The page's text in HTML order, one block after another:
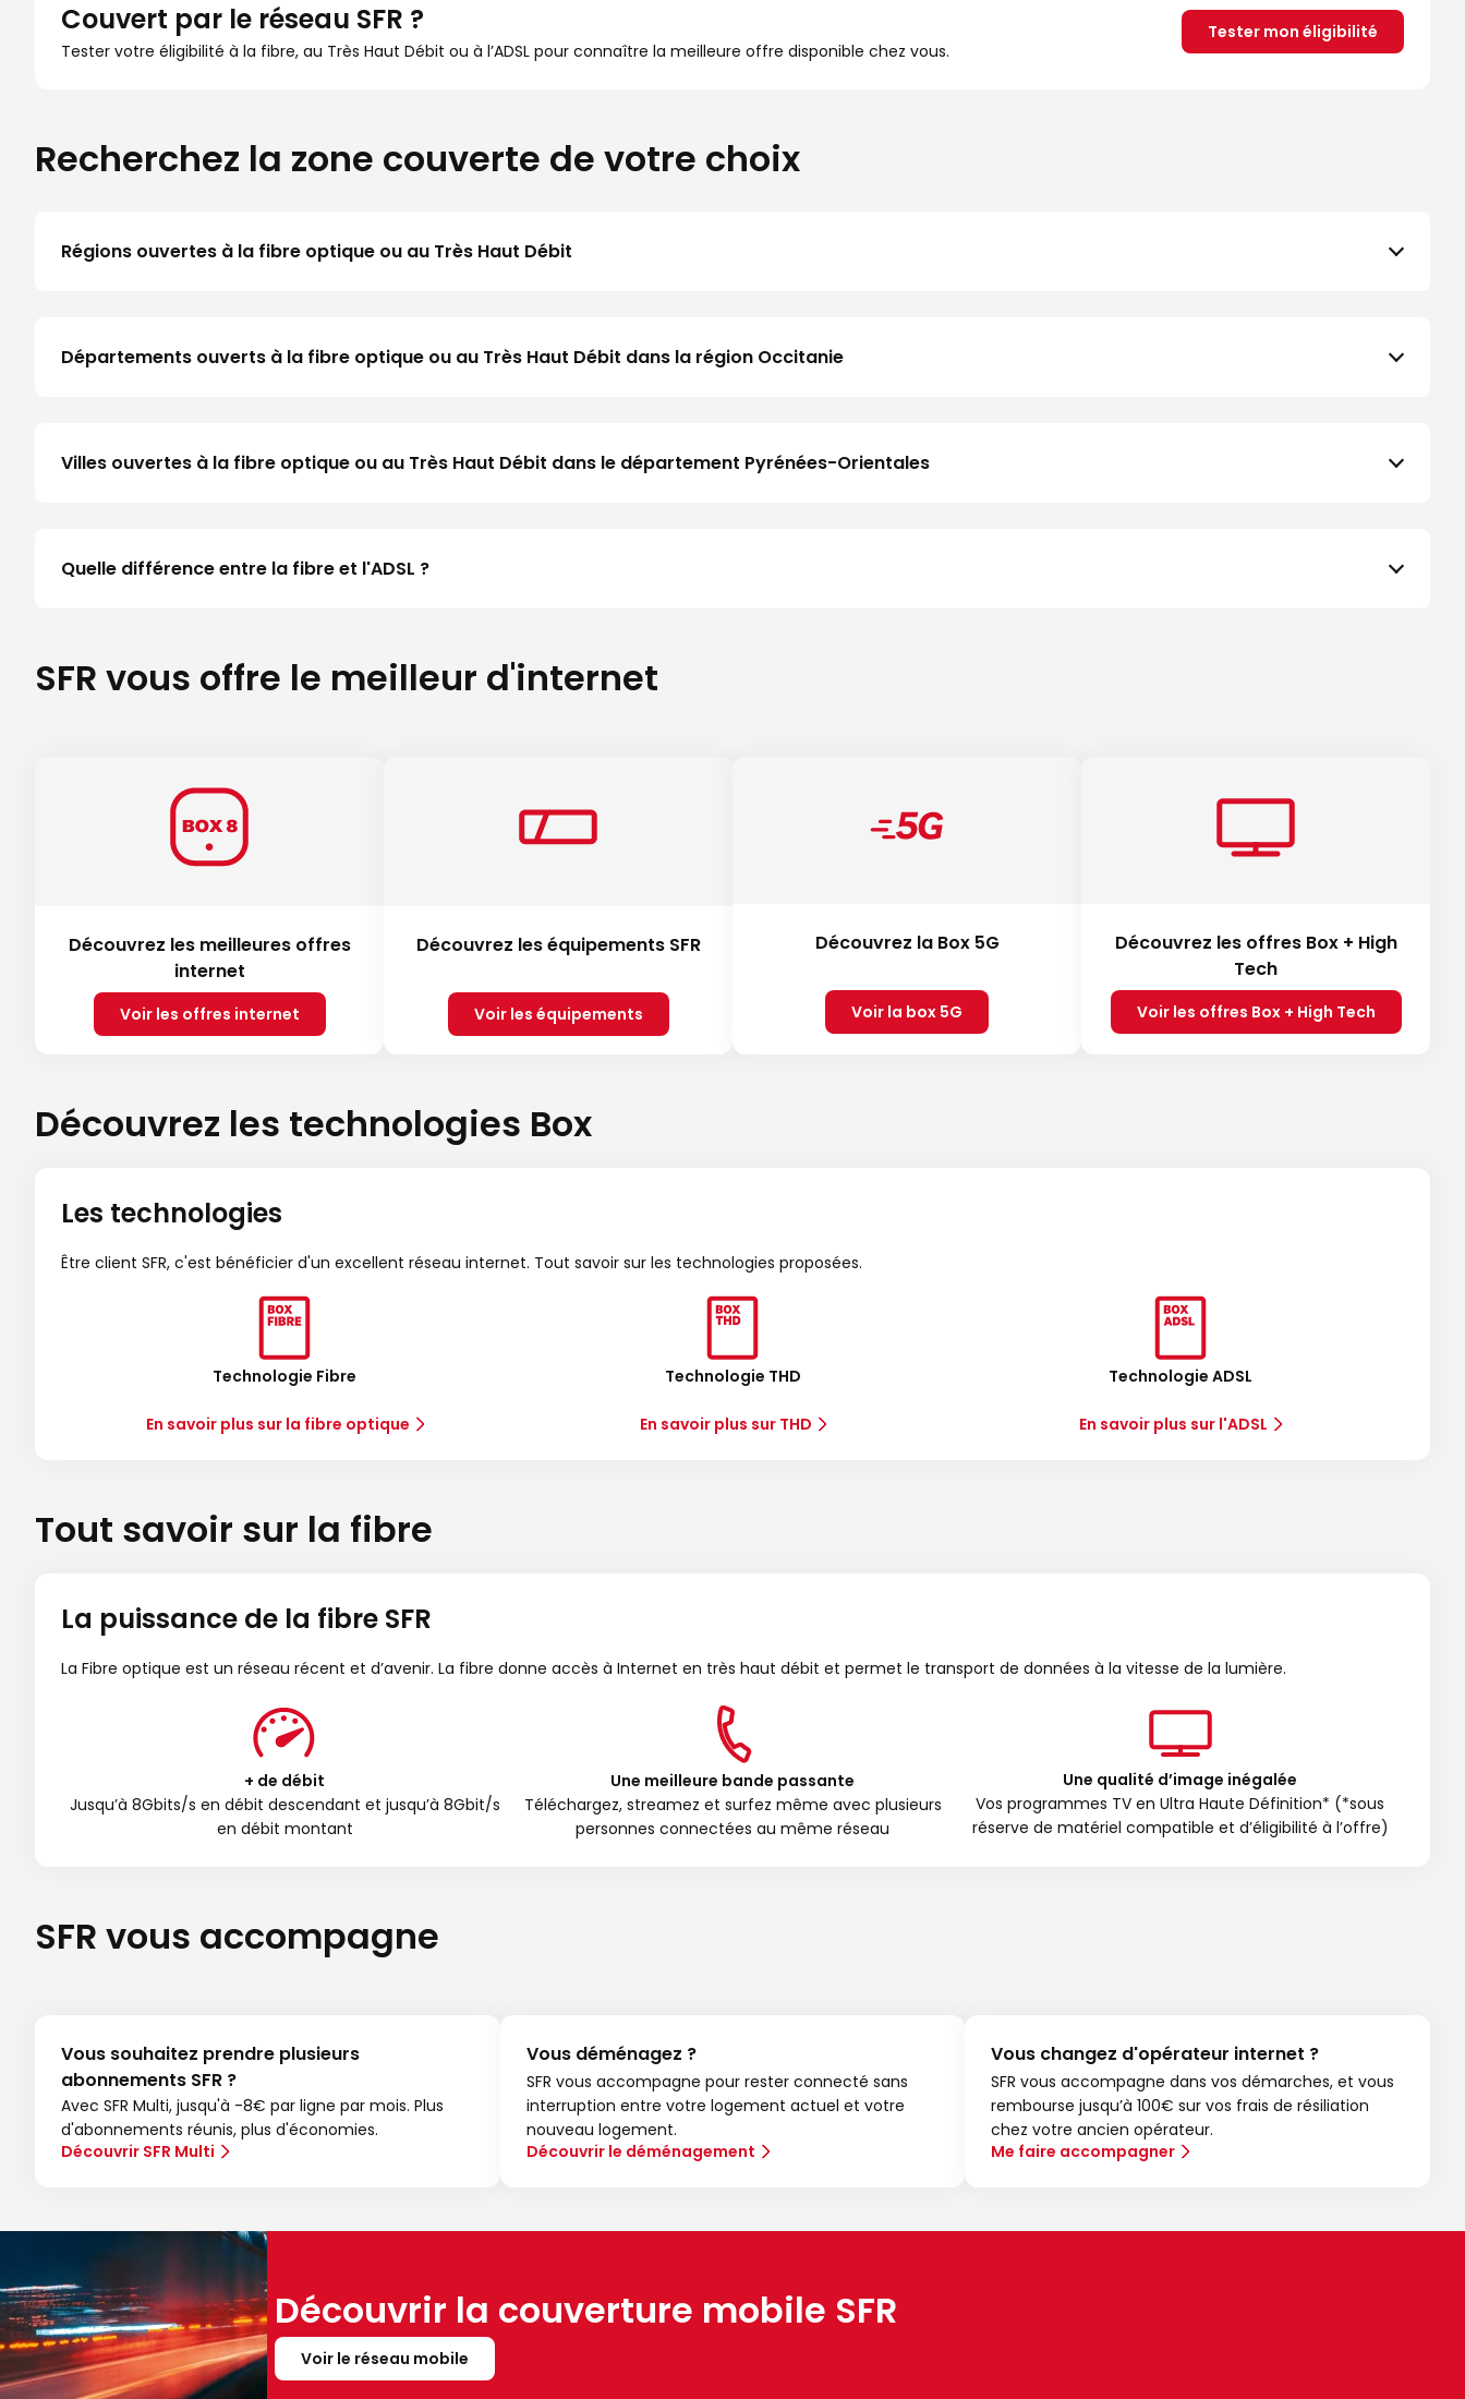
Couvert par le réseau SFR ?
Tester votre éligibilité à la fibre, au Très Haut Débit ou à l’ADSL pour connaître la meilleure offre disponible chez vous.
Tester mon éligibilité
Recherchez la zone couverte de votre choix
Régions ouvertes à la fibre optique ou au Très Haut Débit
Départements ouverts à la fibre optique ou au Très Haut Débit dans la région Occitanie
Villes ouvertes à la fibre optique ou au Très Haut Débit dans le département Pyrénées-Orientales
Quelle différence entre la fibre et l'ADSL ?
SFR vous offre le meilleur d'internet
Découvrez les meilleures offres
internet
Voir les offres internet
Découvrez les équipements SFR
Voir les équipements
Découvrez la Box 5G
Voir la box 5G
Découvrez les offres Box + High
Tech
Voir les offres Box + High Tech
Découvrez les technologies Box
Les technologies
Être client SFR, c'est bénéficier d'un excellent réseau internet. Tout savoir sur les technologies proposées.
Technologie Fibre
En savoir plus sur la fibre optique
Technologie THD
En savoir plus sur THD
Technologie ADSL
En savoir plus sur l'ADSL
Tout savoir sur la fibre
La puissance de la fibre SFR
La Fibre optique est un réseau récent et d’avenir. La fibre donne accès à Internet en très haut débit et permet le transport de données à la vitesse de la lumière.
+ de débit
Jusqu’à 8Gbits/s en débit descendant et jusqu’à 8Gbit/s
en débit montant
Une meilleure bande passante
Téléchargez, streamez et surfez même avec plusieurs
personnes connectées au même réseau
Une qualité d’image inégalée
Vos programmes TV en Ultra Haute Définition* (*sous
réserve de matériel compatible et d’éligibilité à l’offre)
SFR vous accompagne
Vous souhaitez prendre plusieurs
abonnements SFR ?
Avec SFR Multi, jusqu'à -8€ par ligne par mois. Plus
d'abonnements réunis, plus d'économies.
Découvrir SFR Multi
Vous déménagez ?
SFR vous accompagne pour rester connecté sans
interruption entre votre logement actuel et votre
nouveau logement.
Découvrir le déménagement
Vous changez d'opérateur internet ?
SFR vous accompagne dans vos démarches, et vous
rembourse jusqu’à 100€ sur vos frais de résiliation
chez votre ancien opérateur.
Me faire accompagner
Découvrir la couverture mobile SFR
Voir le réseau mobile